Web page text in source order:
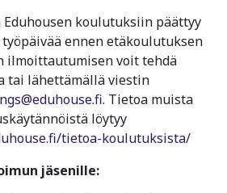
koulutuksiin päättyy
ennen etäkoulutuksen
ilmoittautumisen voit tehdä
tai lähettämällä viestin
. Tietoa muista
löytyy
tietoa-koulutuksista/
jäsenille: